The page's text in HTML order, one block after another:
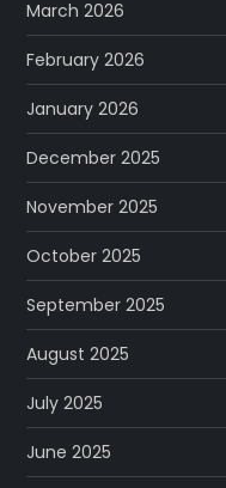
March 2026
February 2026
January 2026
December 2025
November 2025
October 2025
September 2025
August 2025
July 2025
June 2025